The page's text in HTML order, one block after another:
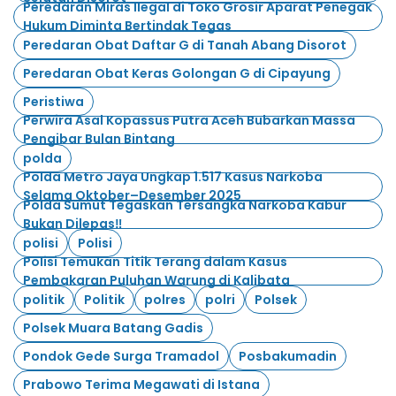
Peredaran Miras Ilegal di Toko Grosir Aparat Penegak
Hukum Diminta Bertindak Tegas
Peredaran Obat Daftar G di Tanah Abang Disorot
Peredaran Obat Keras Golongan G di Cipayung
Peristiwa
Perwira Asal Kopassus Putra Aceh Bubarkan Massa
Pengibar Bulan Bintang
polda
Polda Metro Jaya Ungkap 1.517 Kasus Narkoba
Selama Oktober–Desember 2025
Polda Sumut Tegaskan Tersangka Narkoba Kabur
Bukan Dilepas‼️
polisi
Polisi
Polisi Temukan Titik Terang dalam Kasus
Pembakaran Puluhan Warung di Kalibata
politik
Politik polres polri
Polsek
Polsek Muara Batang Gadis
Pondok Gede Surga Tramadol
Posbakumadin
Prabowo Terima Megawati di Istana